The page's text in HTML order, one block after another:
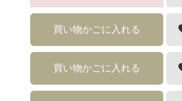
買い物かごに入れる
買い物かごに入れる